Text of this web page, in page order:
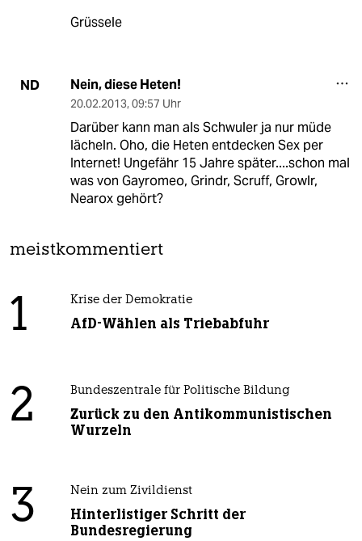
Grüssele
ND Nein, diese Heten!
20.02.2013, 09:57 Uhr
Darüber kann man als Schwuler ja nur müde
lächeln. Oho, die Heten entdecken Sex per
Internet! Ungefähr 15 Jahre später....schon mal
was von Gayromeo, Grindr, Scruff, Growlr,
Nearox gehört?
meistkommentiert
1 Krise der Demokratie
AfD-Wählen als Triebabfuhr
2 Bundeszentrale für Politische Bildung
Zurück zu den Antikommunistischen
Wurzeln
3 Nein zum Zivildienst
Hinterlistiger Schritt der
Bundesregierung